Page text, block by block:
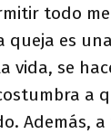
todo
queja es
vida, se
a
Además,